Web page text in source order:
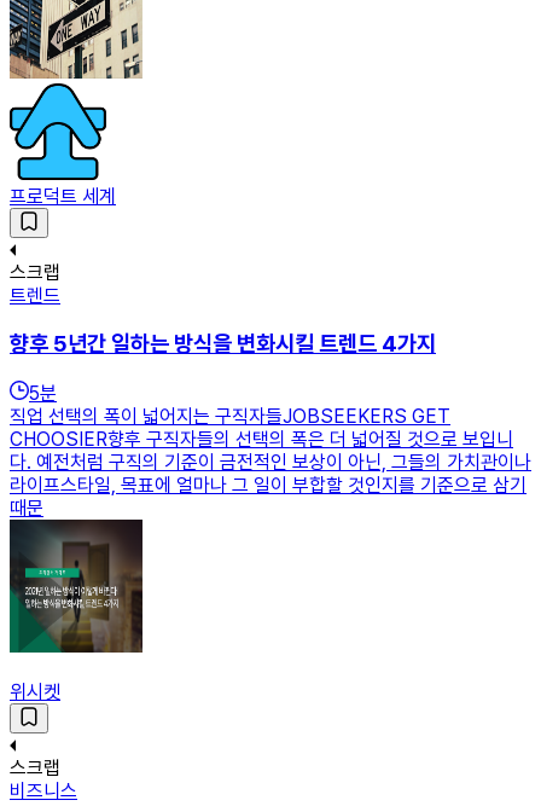
프로덕트 세계
스크랩
트렌드
향후 5년간 일하는 방식을 변화시킬 트렌드 4가지
5분
직업 선택의 폭이 넓어지는 구직자들JOBSEEKERS GET
CHOOSIER향후 구직자들의 선택의 폭은 더 넓어질 것으로 보입니
다. 예전처럼 구직의 기준이 금전적인 보상이 아닌, 그들의 가치관이나
라이프스타일, 목표에 얼마나 그 일이 부합할 것인지를 기준으로 삼기
때문
위시켓
스크랩
비즈니스